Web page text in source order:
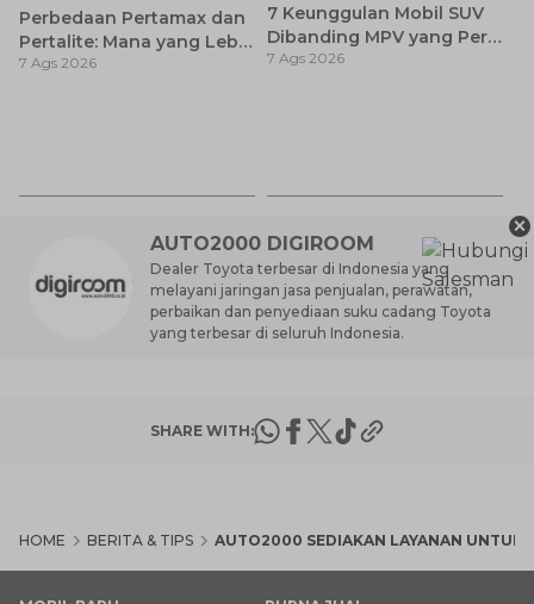
Perbedaan Pertamax dan
Pertalite: Mana yang Lebih
Baik untuk Mobil Toyota
7 Ags 2026
7 Keunggulan Mobil SUV
Dibanding MPV yang Perlu
Anda Ketahui
7 Ags 2026
AUTO2000 DIGIROOM
Dealer Toyota terbesar di Indonesia yang
melayani jaringan jasa penjualan, perawatan,
perbaikan dan penyediaan suku cadang Toyota
yang terbesar di seluruh Indonesia.
SHARE WITH:
HOME BERITA & TIPS AUTO2000 SEDIAKAN LAYANAN UNTUK
×